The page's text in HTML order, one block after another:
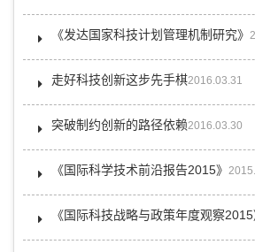
《发达国家科技计划管理机制研究》
走好科技创新这步先手棋2016.03.31
突破制约创新的路径依赖2016.03.30
《国际科学技术前沿报告2015》
《国际科技战略与政策年度观察2015